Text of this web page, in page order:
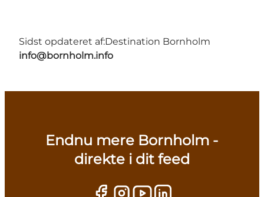
Sidst opdateret af:Destination Bornholm
info@bornholm.info
Endnu mere Bornholm -
direkte i dit feed